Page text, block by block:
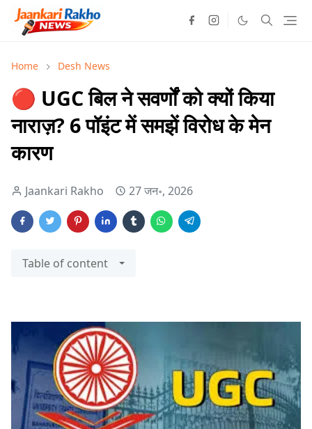
Home Desh News
🔴 UGC बिल ने सवर्णों को क्यों किया
नाराज़? 6 पॉइंट में समझें विरोध के मेन
कारण
Jaankari Rakho 27 जन॰, 2026
Table of content